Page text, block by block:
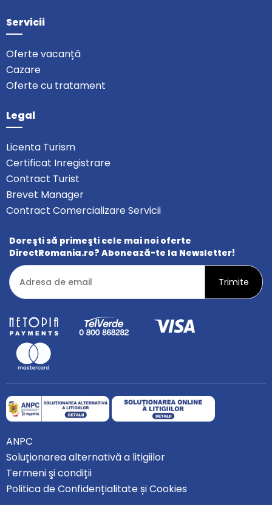
Servicii
Oferte vacanță
Cazare
Oferte cu tratament
Legal
Licenta Turism
Certificat Inregistrare
Contract Turist
Brevet Manager
Contract Comercializare Servicii
Doreşti să primeşti cele mai noi oferte
DirectRomania.ro? Abonează-te la Newsletter!
ANPC
Soluționarea alternativă a litigiilor
Termeni şi condiții
Politica de Confidențialitate și Cookies